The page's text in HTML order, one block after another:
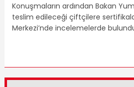
​​Konuşmaların ardından Bakan
teslim edileceği çiftçilere
Merkezi’nde incelemelerde